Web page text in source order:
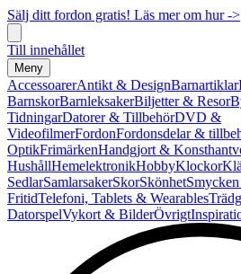
Sälj ditt fordon gratis! Läs mer om hur ->
Till innehållet
Meny
AccessoarerAntikt & DesignBarnartiklar
BarnskorBarnleksakerBiljetter & Resor
TidningarDatorer & TillbehörDVD &
VideofilmerFordonFordonsdelar &
OptikFrimärkenHandgjort &
HushållHemelektronikHobbyKlockor
SedlarSamlarsakerSkorSkönhet
FritidTelefoni, Tablets & Wearables
DatorspelVykort & BilderÖvrigt